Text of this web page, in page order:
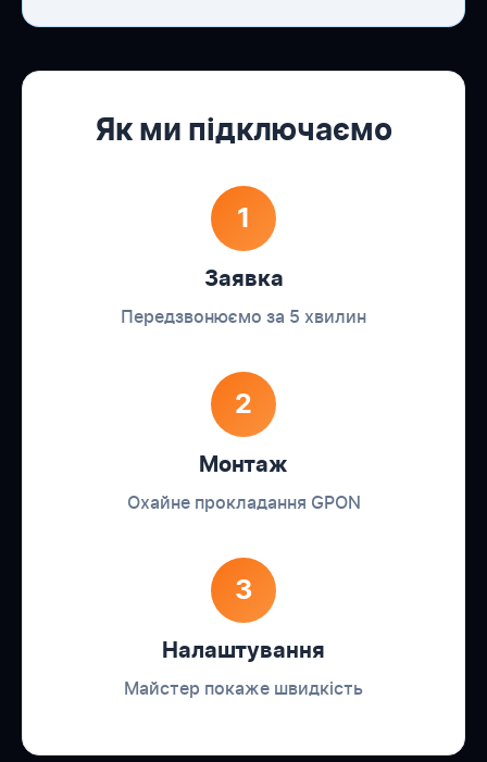
Як ми підключаємо
1
Заявка
Передзвонюємо за 5 хвилин
2
Монтаж
Охайне прокладання GPON
3
Налаштування
Майстер покаже швидкість